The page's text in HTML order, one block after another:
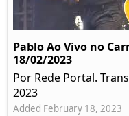
Pablo Ao Vivo no
18/02/2023
Por Rede Portal.
2023
Added February 18, 2023